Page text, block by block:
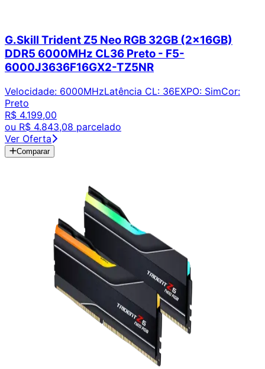
G.Skill Trident Z5 Neo RGB 32GB (2x16GB)
DDR5 6000MHz CL36 Preto - F5-
6000J3636F16GX2-TZ5NR
Velocidade: 6000MHzLatência CL: 36EXPO: SimCor:
Preto
R$ 4.199,00
ou R$ 4.843,08 parcelado
Ver Oferta
Comparar